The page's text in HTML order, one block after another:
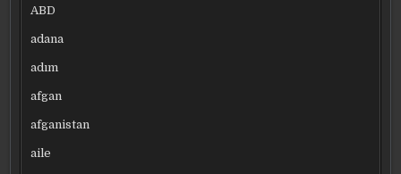
ABD
adana
adım
afgan
afganistan
aile